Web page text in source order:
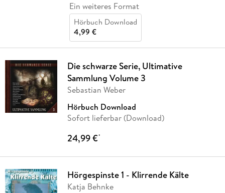
Ein weiteres Format
Hörbuch Download
4,99 €
Die schwarze Serie, Ultimative
Sammlung Volume 3
Sebastian Weber
Hörbuch Download
Sofort lieferbar (Download)
24,99 €*
Hörgespinste 1 - Klirrende Kälte
Katja Behnke